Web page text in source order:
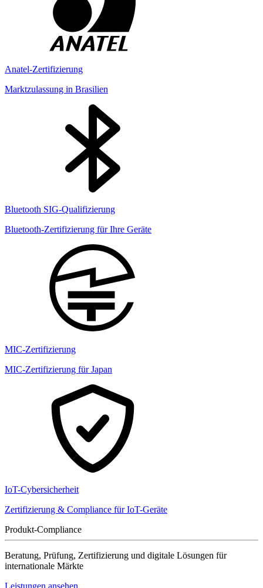
Anatel-Zertifizierung
Marktzulassung in Brasilien
Bluetooth SIG-Qualifizierung
Bluetooth-Zertifizierung für Ihre Geräte
MIC-Zertifizierung
MIC-Zertifizierung für Japan
IoT-Cybersicherheit
Zertifizierung & Compliance für IoT-Geräte
Produkt-Compliance
Beratung, Prüfung, Zertifizierung und digitale Lösungen für
internationale Märkte
Leistungen ansehen